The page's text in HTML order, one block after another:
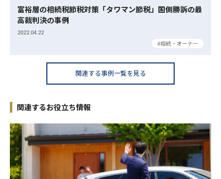
富裕層の相続税節税対策「タワマン節税」国側勝訴の最
高裁判決の事例
2022.04.22
相続・オーナー
関連する事例一覧を見る
関連するお役立ち情報